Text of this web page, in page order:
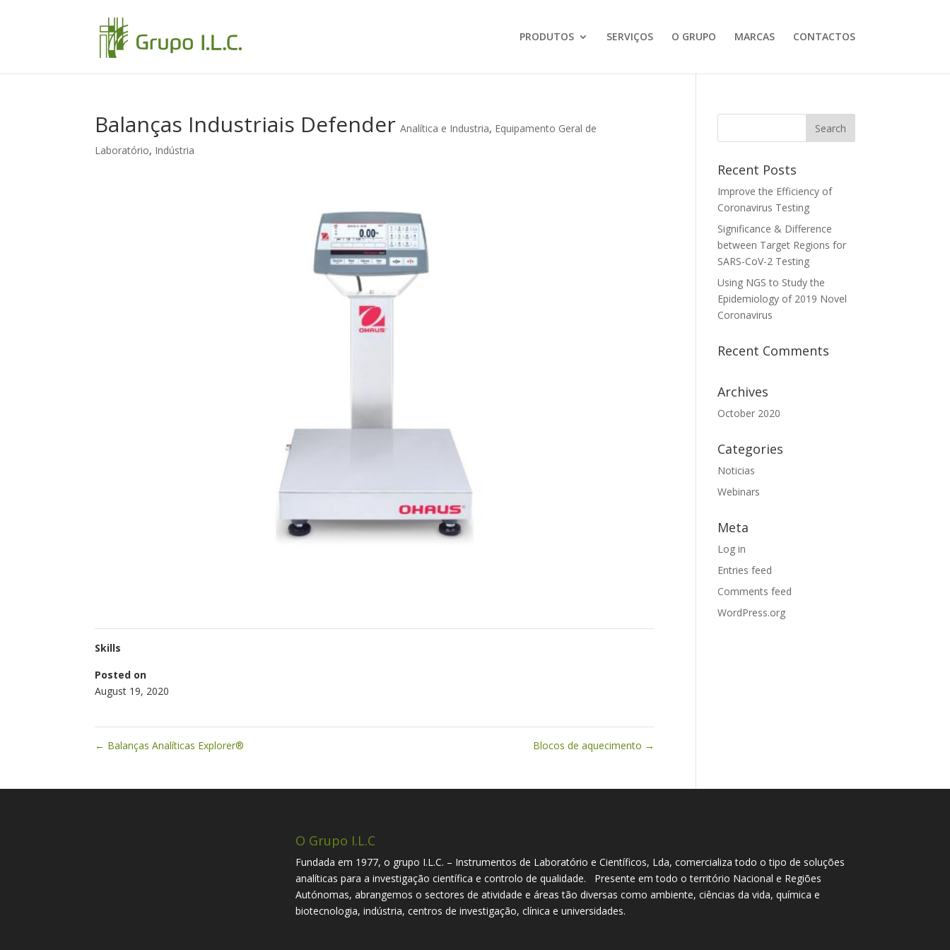
PRODUTOS SERVIÇOS O GRUPO MARCAS CONTACTOS
Balanças Industriais Defender Analítica e Industria, Equipamento Geral de
Laboratório, Indústria
Skills
Posted on
August 19, 2020
← Balanças Analíticas Explorer® Blocos de aquecimento →
Recent Posts
Improve the Efficiency of
Coronavirus Testing
Significance & Difference
between Target Regions for
SARS-CoV-2 Testing
Using NGS to Study the
Epidemiology of 2019 Novel
Coronavirus
Recent Comments
Archives
October 2020
Categories
Noticias
Webinars
Meta
Log in
Entries feed
Comments feed
WordPress.org
O Grupo I.L.C
Fundada em 1977, o grupo I.L.C. – Instrumentos de Laboratório e Científicos, Lda, comercializa todo o tipo de soluções
analíticas para a investigação científica e controlo de qualidade. Presente em todo o território Nacional e Regiões
Autónomas, abrangemos o sectores de atividade e áreas tão diversas como ambiente, ciências da vida, química e
biotecnologia, indústria, centros de investigação, clínica e universidades.